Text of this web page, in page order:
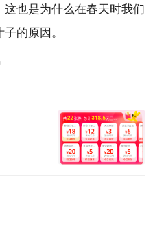
也是为什么在春天时我们
的原因。